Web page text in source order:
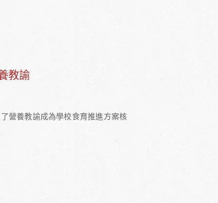
教諭
營養教諭成為學校食育推進方案核